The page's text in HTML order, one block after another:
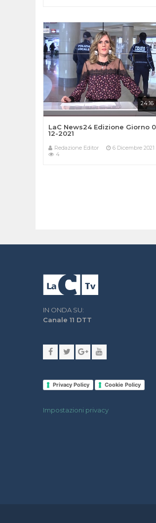
24:16
LaC News24 Edizione Giorno
12-2021
Redazione Editor
6 Dicembre 2021
4
IN ONDA SU:
Canale 11 DTT
Privacy Policy Cookie Policy
Impostazioni privacy